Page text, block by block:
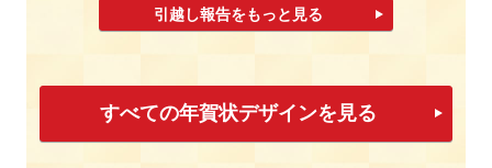
引越し報告をもっと見る
すべての年賀状デザインを見る